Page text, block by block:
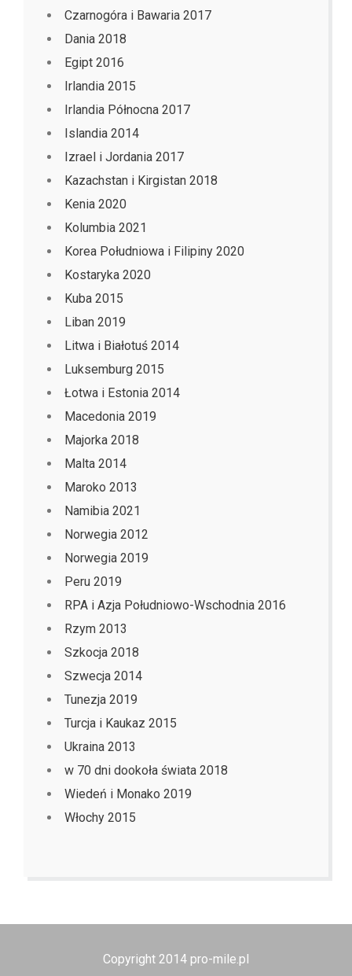
Czarnogóra i Bawaria 2017
Dania 2018
Egipt 2016
Irlandia 2015
Irlandia Północna 2017
Islandia 2014
Izrael i Jordania 2017
Kazachstan i Kirgistan 2018
Kenia 2020
Kolumbia 2021
Korea Południowa i Filipiny 2020
Kostaryka 2020
Kuba 2015
Liban 2019
Litwa i Białotuś 2014
Luksemburg 2015
Łotwa i Estonia 2014
Macedonia 2019
Majorka 2018
Malta 2014
Maroko 2013
Namibia 2021
Norwegia 2012
Norwegia 2019
Peru 2019
RPA i Azja Południowo-Wschodnia 2016
Rzym 2013
Szkocja 2018
Szwecja 2014
Tunezja 2019
Turcja i Kaukaz 2015
Ukraina 2013
w 70 dni dookoła świata 2018
Wiedeń i Monako 2019
Włochy 2015
Copyright 2014 pro-mile.pl